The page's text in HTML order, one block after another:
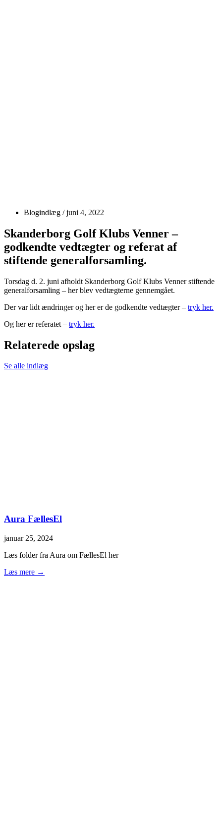
Blogindlæg /juni 4, 2022
Skanderborg Golf Klubs Venner –
godkendte vedtægter og referat af
stiftende generalforsamling.
Torsdag d. 2. juni afholdt Skanderborg Golf Klubs Venner stiftende
generalforsamling – her blev vedtægterne gennemgået.
Der var lidt ændringer og her er de godkendte vedtægter – tryk her.
Og her er referatet – tryk her.
Relaterede opslag
Se alle indlæg
Aura FællesEl
januar 25, 2024
Læs folder fra Aura om FællesEl her
Læs mere →